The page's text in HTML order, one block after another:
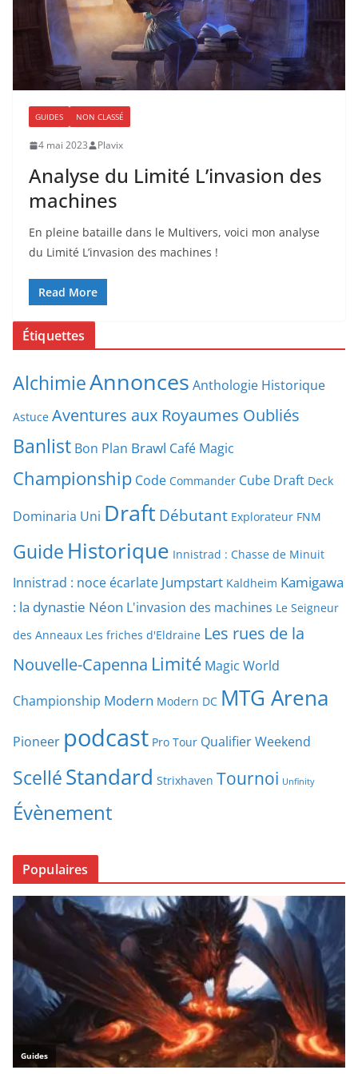
GUIDES NON CLASSÉ
4 mai 2023 Plavix
Analyse du Limité L’invasion des
machines
En pleine bataille dans le Multivers, voici mon analyse
du Limité L’invasion des machines !
Read More
Étiquettes
AlchimieAnnonces Anthologie Historique
Astuce Aventures aux Royaumes Oubliés
Banlist Bon Plan Brawl Café Magic
Championship Code Commander Cube Draft Deck
Dominaria Uni Draft Débutant Explorateur FNM
Guide Historique Innistrad : Chasse de Minuit
Innistrad : noce écarlate Jumpstart Kaldheim Kamigawa
: la dynastie Néon L'invasion des machines Le Seigneur
des Anneaux Les friches d'Eldraine Les rues de la
Nouvelle-Capenna Limité Magic World
Championship Modern Modern DC MTG Arena
Pioneer podcast Pro Tour Qualifier Weekend
ScelléStandard Strixhaven Tournoi Unfinity
Évènement
Populaires